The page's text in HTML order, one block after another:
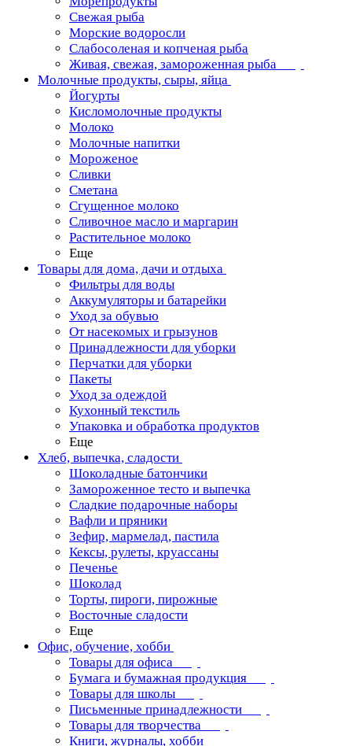
Свежая рыба
Морские водоросли
Слабосоленая и копченая рыба
Живая, свежая, замороженная рыба
Молочные продукты, сыры, яйца
Йогурты
Кисломолочные продукты
Молоко
Молочные напитки
Мороженое
Сливки
Сметана
Сгущенное молоко
Сливочное масло и маргарин
Растительное молоко
Еще
Товары для дома, дачи и отдыха
Фильтры для воды
Аккумуляторы и батарейки
Уход за обувью
От насекомых и грызунов
Принадлежности для уборки
Перчатки для уборки
Пакеты
Уход за одеждой
Кухонный текстиль
Упаковка и обработка продуктов
Еще
Хлеб, выпечка, сладости
Шоколадные батончики
Замороженное тесто и выпечка
Сладкие подарочные наборы
Вафли и пряники
Зефир, мармелад, пастила
Кексы, рулеты, круассаны
Печенье
Шоколад
Торты, пироги, пирожные
Восточные сладости
Еще
Офис, обучение, хобби
Товары для офиса
Бумага и бумажная продукция
Товары для школы
Письменные принадлежности
Товары для творчества
Книги, журналы, хобби